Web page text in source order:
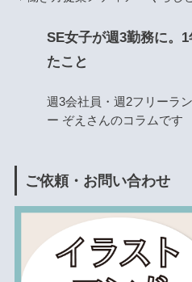
SE女子が週3勤務に。
たこと
週3会社員・週2フリーラ
ー ぞえさんのコラムです
ご依頼・お問い合わせ